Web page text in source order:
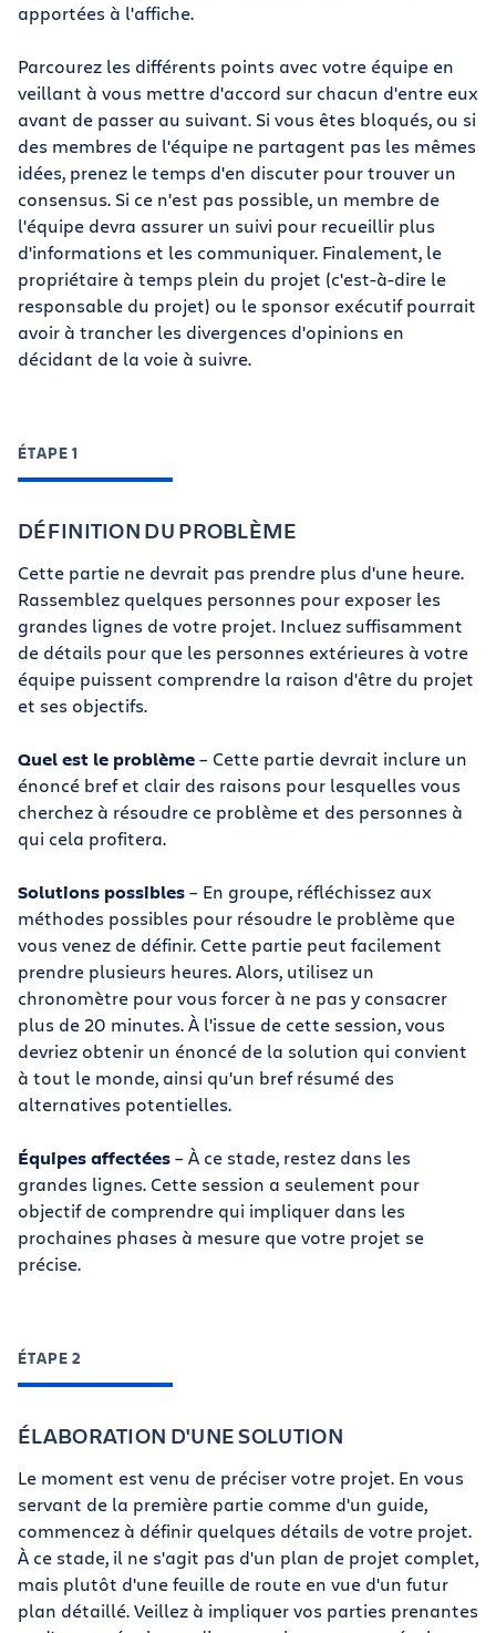
apportées à l'affiche.
Parcourez les différents points avec votre équipe en
veillant à vous mettre d'accord sur chacun d'entre eux
avant de passer au suivant. Si vous êtes bloqués, ou si
des membres de l'équipe ne partagent pas les mêmes
idées, prenez le temps d'en discuter pour trouver un
consensus. Si ce n'est pas possible, un membre de
l'équipe devra assurer un suivi pour recueillir plus
d'informations et les communiquer. Finalement, le
propriétaire à temps plein du projet (c'est-à-dire le
responsable du projet) ou le sponsor exécutif pourrait
avoir à trancher les divergences d'opinions en
décidant de la voie à suivre.
ÉTAPE 1
DÉFINITION DU PROBLÈME
Cette partie ne devrait pas prendre plus d'une heure.
Rassemblez quelques personnes pour exposer les
grandes lignes de votre projet. Incluez suffisamment
de détails pour que les personnes extérieures à votre
équipe puissent comprendre la raison d'être du projet
et ses objectifs.
Quel est le problème– Cette partie devrait inclure un
énoncé bref et clair des raisons pour lesquelles vous
cherchez à résoudre ce problème et des personnes à
qui cela profitera.
Solutions possibles– En groupe, réfléchissez aux
méthodes possibles pour résoudre le problème que
vous venez de définir. Cette partie peut facilement
prendre plusieurs heures. Alors, utilisez un
chronomètre pour vous forcer à ne pas y consacrer
plus de 20 minutes. À l'issue de cette session, vous
devriez obtenir un énoncé de la solution qui convient
à tout le monde, ainsi qu'un bref résumé des
alternatives potentielles.
Équipes affectées– À ce stade, restez dans les
grandes lignes. Cette session a seulement pour
objectif de comprendre qui impliquer dans les
prochaines phases à mesure que votre projet se
précise.
ÉTAPE 2
ÉLABORATION D'UNE SOLUTION
Le moment est venu de préciser votre projet. En vous
servant de la première partie comme d'un guide,
commencez à définir quelques détails de votre projet.
À ce stade, il ne s'agit pas d'un plan de projet complet,
mais plutôt d'une feuille de route en vue d'un futur
plan détaillé. Veillez à impliquer vos parties prenantes